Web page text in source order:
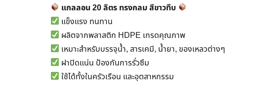
แกลลอน 20 ลิตร ทรงกลม สีขาวทึบ
แข็งแรง ทนทาน
ผลิตจากพลาสติก HDPE เกรดคุณภาพ
เหมาะสำหรับบรรจุน้ำ, สารเคมี, น้ำยา, ของเหลวต่างๆ
ฝาปิดแน่น ป้องกันการรั่วซึม
ใช้ได้ทั้งในครัวเรือน และอุตสาหกรรม